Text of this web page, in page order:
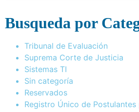
Busqueda por
Tribunal de Evaluación
Suprema Corte de Justicia
Sistemas TI
Sin categoría
Reservados
Registro Único de